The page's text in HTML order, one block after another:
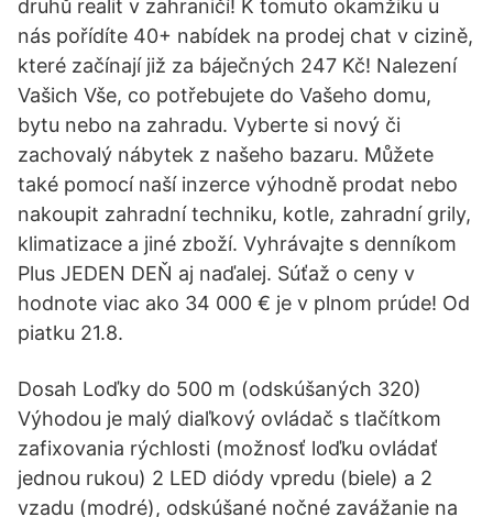
druhů realit v zahraničí! K tomuto okamžiku u
nás pořídíte 40+ nabídek na prodej chat v cizině,
které začínají již za báječných 247 Kč! Nalezení
Vašich Vše, co potřebujete do Vašeho domu,
bytu nebo na zahradu. Vyberte si nový či
zachovalý nábytek z našeho bazaru. Můžete
také pomocí naší inzerce výhodně prodat nebo
nakoupit zahradní techniku, kotle, zahradní grily,
klimatizace a jiné zboží. Vyhrávajte s denníkom
Plus JEDEN DEŇ aj naďalej. Súťaž o ceny v
hodnote viac ako 34 000 € je v plnom prúde! Od
piatku 21.8.
Dosah Loďky do 500 m (odskúšaných 320)
Výhodou je malý diaľkový ovládač s tlačítkom
zafixovania rýchlosti (možnosť loďku ovládať
jednou rukou) 2 LED diódy vpredu (biele) a 2
vzadu (modré), odskúšané nočné zavážanie na